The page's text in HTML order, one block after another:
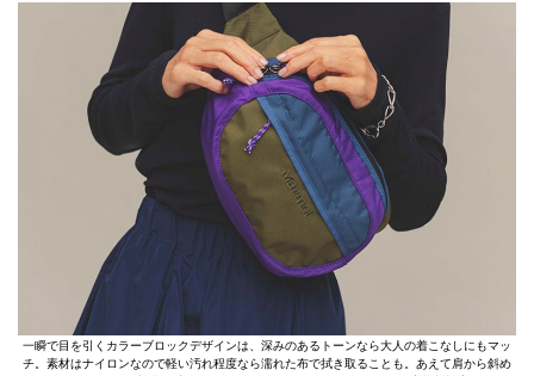
一瞬で目を引くカラーブロックデザインは、深みのあるトーンなら大人の着こなしにもマッ
チ。素材はナイロンなので軽い汚れ程度なら濡れた布で拭き取ることも。あえて肩から斜め